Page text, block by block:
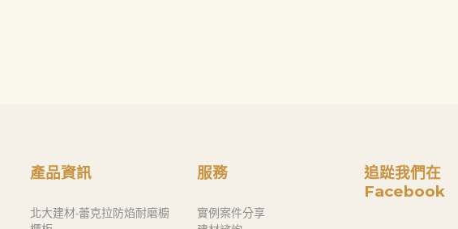
產品資訊
北大建材-蕾克拉防焰耐磨櫥
服務
實例案件分享
追踨我們在
Facebook